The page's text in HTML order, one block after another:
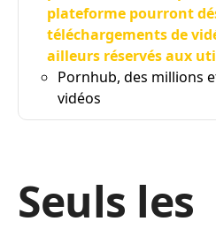
plateforme pourront
téléchargements de
ailleurs réservés aux
Pornhub, des millions
vidéos
Seuls les